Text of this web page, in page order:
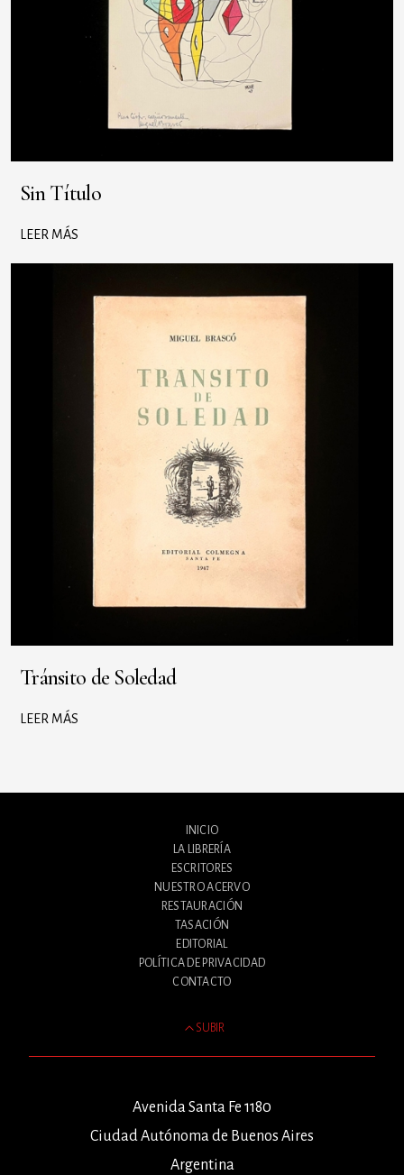
Sin Título
LEER MÁS
Tránsito de Soledad
LEER MÁS
INICIO
LA LIBRERÍA
ESCRITORES
NUESTRO ACERVO
RESTAURACIÓN
TASACIÓN
EDITORIAL
POLÍTICA DE PRIVACIDAD
CONTACTO
SUBIR
Avenida Santa Fe 1180
Ciudad Autónoma de Buenos Aires
Argentina